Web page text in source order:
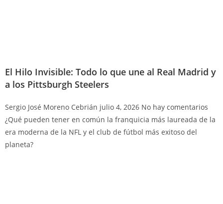
El Hilo Invisible: Todo lo que une al Real Madrid y
a los Pittsburgh Steelers
Sergio José Moreno Cebrián julio 4, 2026 No hay comentarios
¿Qué pueden tener en común la franquicia más laureada de la
era moderna de la NFL y el club de fútbol más exitoso del
planeta?